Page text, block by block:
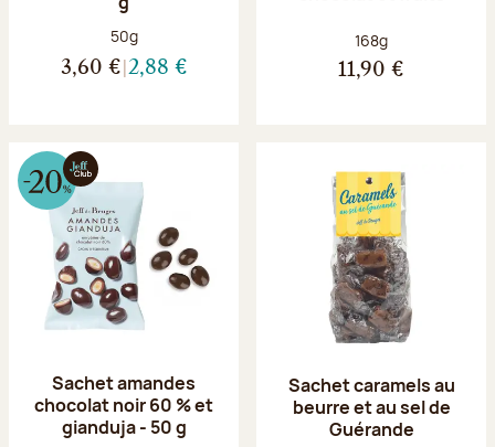
Poids net :
50g
3,60 € 2,88 €
Poids net :
168g
11,90 €
Sachet amandes
chocolat noir 60 % et
gianduja - 50 g
Sachet caramels au
beurre et au sel de
Guérande